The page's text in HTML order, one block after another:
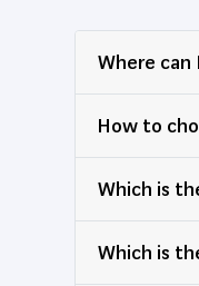
Where can
How to
Which is